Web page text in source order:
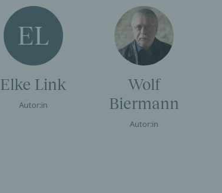
EL
Elke Link
Autor:in
Wolf
Biermann
Autor:in